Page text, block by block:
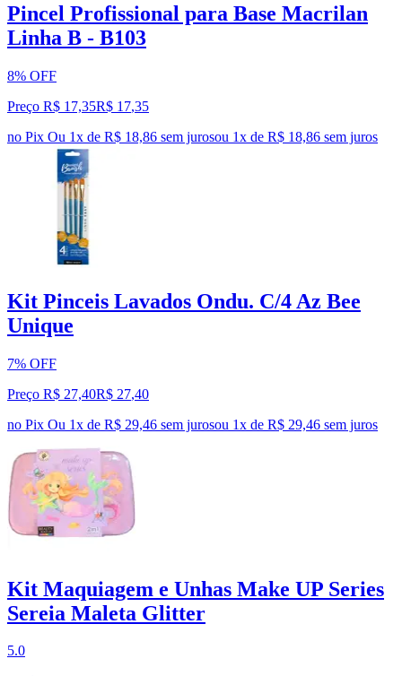
Pincel Profissional para Base Macrilan
Linha B - B103
8% OFF
Preço R$ 17,35R$ 17,35
no Pix Ou 1x de R$ 18,86 sem jurosou 1x de R$ 18,86 sem juros
Kit Pinceis Lavados Ondu. C/4 Az Bee
Unique
7% OFF
Preço R$ 27,40R$ 27,40
no Pix Ou 1x de R$ 29,46 sem jurosou 1x de R$ 29,46 sem juros
Kit Maquiagem e Unhas Make UP Series
Sereia Maleta Glitter
5.0